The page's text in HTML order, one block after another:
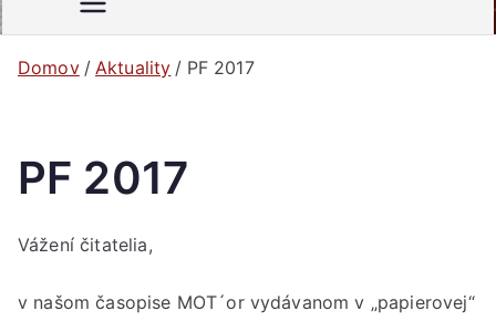
Domov Aktuality PF 2017
PF 2017
Vážení čitatelia,
v našom časopise MOT´or vydávanom v „papierovej“